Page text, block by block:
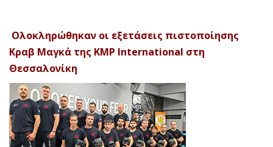
Ολοκληρώθηκαν οι εξετάσεις πιστοποίησης
Κραβ Μαγκά της KMP International στη
Θεσσαλονίκη